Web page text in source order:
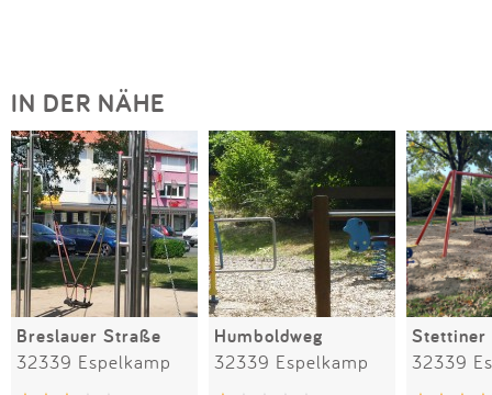
IN DER NÄHE
Breslauer Straße
32339 Espelkamp
Humboldweg
32339 Espelkamp
Stettiner
32339